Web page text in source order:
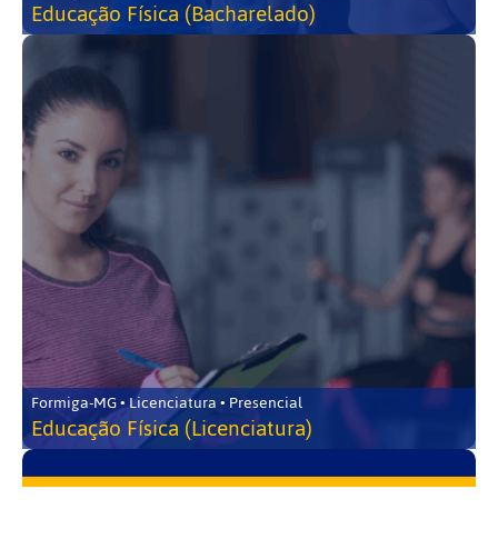
Educação Física (Bacharelado)
Formiga-MG • Licenciatura • Presencial
Educação Física (Licenciatura)